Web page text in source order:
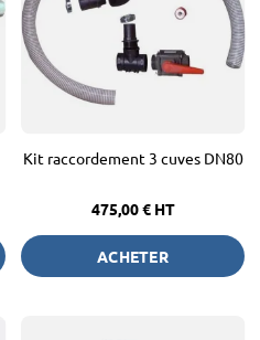
Kit raccordement 3 cuves DN80
475,00 € HT
ACHETER